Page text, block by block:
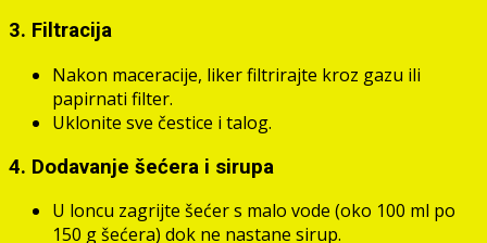
3. Filtracija
Nakon maceracije, liker filtrirajte kroz gazu ili
papirnati filter.
Uklonite sve čestice i talog.
4. Dodavanje šećera i sirupa
U loncu zagrijte šećer s malo vode (oko 100 ml po
150 g šećera) dok ne nastane sirup.